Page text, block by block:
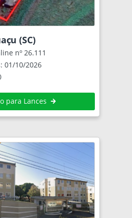
(SC)
nº 26.111
01/10/2026
para Lances